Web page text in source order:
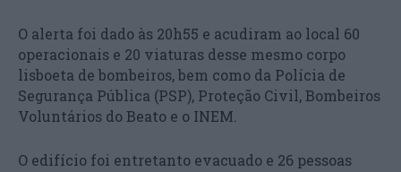
O alerta foi dado às 20h55 e acudiram ao local 60
operacionais e 20 viaturas desse mesmo corpo
lisboeta de bombeiros, bem como da Polícia de
Segurança Pública (PSP), Proteção Civil, Bombeiros
Voluntários do Beato e o INEM.
O edifício foi entretanto evacuado e 26 pessoas